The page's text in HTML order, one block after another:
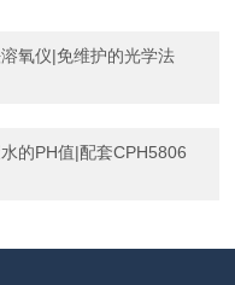
氧仪|免维护的光学法
的PH值|配套CPH5806